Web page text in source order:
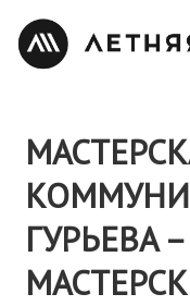
ГУРЬЕВА